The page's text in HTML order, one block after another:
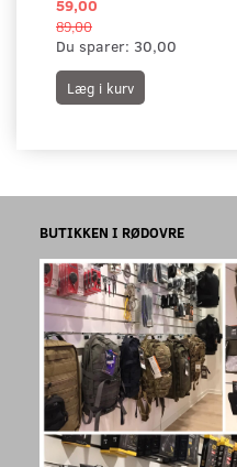
59,00
89,00
Du sparer: 30,00
Læg i kurv
BUTIKKEN I RØDOVRE